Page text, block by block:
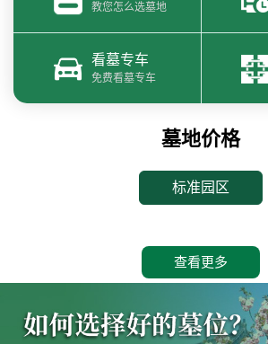
教您怎么选墓地
看墓专车
免费看墓专车
墓地价格
标准园区
查看更多